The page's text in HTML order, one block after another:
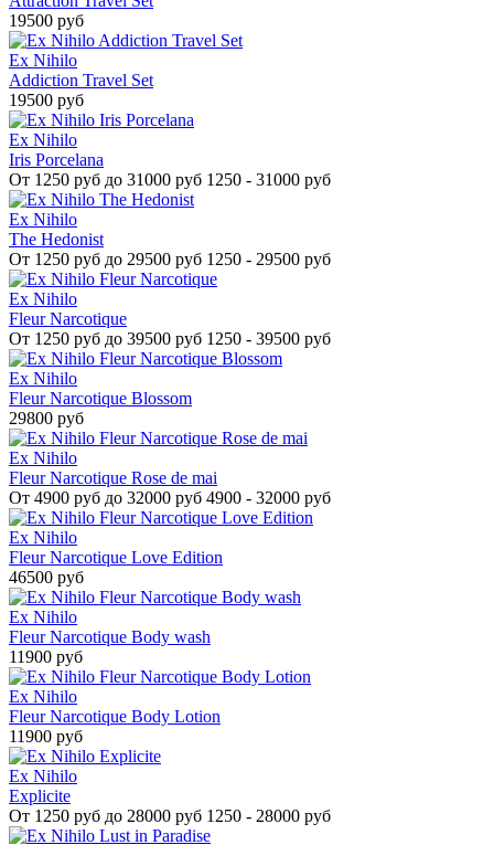
19500 руб
Ex Nihilo
Addiction Travel Set
19500 руб
Ex Nihilo
Iris Porcelana
От 1250 руб до 31000 руб 1250 - 31000 руб
Ex Nihilo
The Hedonist
От 1250 руб до 29500 руб 1250 - 29500 руб
Ex Nihilo
Fleur Narcotique
От 1250 руб до 39500 руб 1250 - 39500 руб
Ex Nihilo
Fleur Narcotique Blossom
29800 руб
Ex Nihilo
Fleur Narcotique Rose de mai
От 4900 руб до 32000 руб 4900 - 32000 руб
Ex Nihilo
Fleur Narcotique Love Edition
46500 руб
Ex Nihilo
Fleur Narcotique Body wash
11900 руб
Ex Nihilo
Fleur Narcotique Body Lotion
11900 руб
Ex Nihilo
Explicite
От 1250 руб до 28000 руб 1250 - 28000 руб